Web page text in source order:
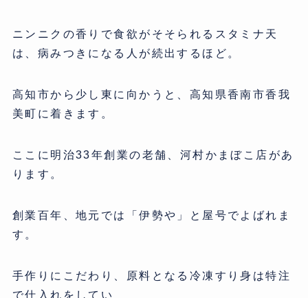
ニンニクの香りで食欲がそそられるスタミナ天
は、病みつきになる人が続出するほど。
高知市から少し東に向かうと、高知県香南市香我
美町に着きます。
ここに明治33年創業の老舗、河村かまぼこ店があ
ります。
創業百年、地元では「伊勢や」と屋号でよばれま
す。
手作りにこだわり、原料となる冷凍すり身は特注
で仕入れをしてい